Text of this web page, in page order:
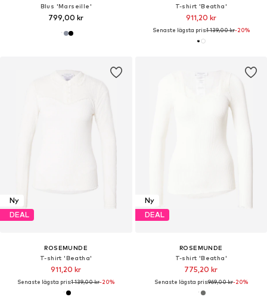
Blus 'Marseille'
799,00 kr
T-shirt 'Beatha'
911,20 kr
Senaste lägsta pris:1 139,00 kr-20%
Ny
DEAL
ROSEMUNDE
T-shirt 'Beatha'
911,20 kr
Senaste lägsta pris:1 139,00 kr-20%
Ny
DEAL
ROSEMUNDE
T-shirt 'Beatha'
775,20 kr
Senaste lägsta pris:969,00 kr-20%